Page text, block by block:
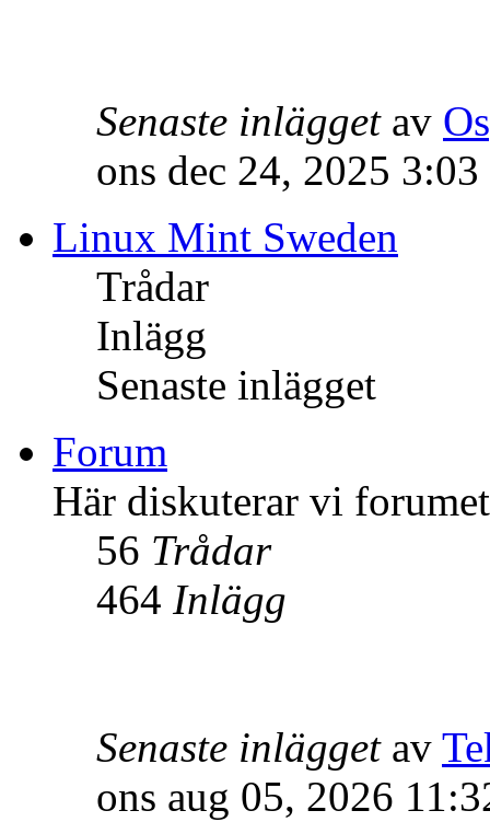
Senaste inläggetav
ons dec 24, 2025
Linux Mint Sweden
Trådar
Inlägg
Senaste inlägget
Forum
Här diskuterar vi
56 Trådar
464 Inlägg
Senaste inläggetav
ons aug 05, 2026